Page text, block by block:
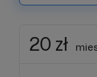
20 zł